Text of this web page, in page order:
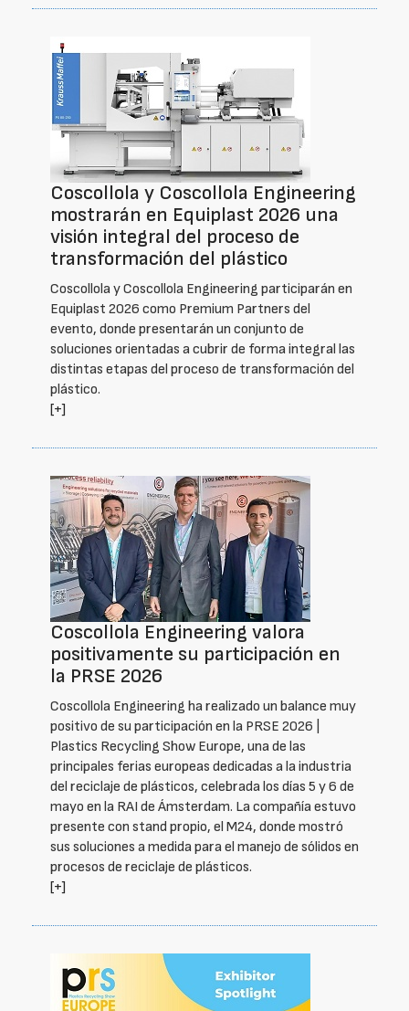
Coscollola y Coscollola Engineering
mostrarán en Equiplast 2026 una
visión integral del proceso de
transformación del plástico
Coscollola y Coscollola Engineering participarán en
Equiplast 2026 como Premium Partners del
evento, donde presentarán un conjunto de
soluciones orientadas a cubrir de forma integral las
distintas etapas del proceso de transformación del
plástico.
[+]
Coscollola Engineering valora
positivamente su participación en
la PRSE 2026
Coscollola Engineering ha realizado un balance muy
positivo de su participación en la PRSE 2026 |
Plastics Recycling Show Europe, una de las
principales ferias europeas dedicadas a la industria
del reciclaje de plásticos, celebrada los días 5 y 6 de
mayo en la RAI de Ámsterdam. La compañía estuvo
presente con stand propio, el M24, donde mostró
sus soluciones a medida para el manejo de sólidos en
procesos de reciclaje de plásticos.
[+]